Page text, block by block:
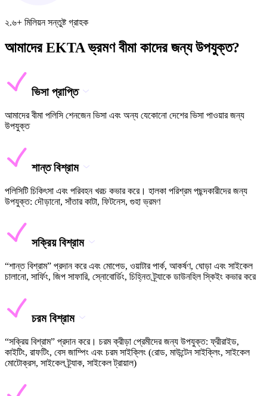
২.৬+ মিলিয়ন সন্তুষ্ট গ্রাহক
আমাদের EKTA ভ্রমণ বীমা কাদের জন্য উপযুক্ত?
ভিসা প্রাপ্তি
আমাদের বীমা পলিসি শেনজেন ভিসা এবং অন্য যেকোনো দেশের ভিসা পাওয়ার জন্য
উপযুক্ত
শান্ত বিশ্রাম
পলিসিটি চিকিৎসা এবং পরিবহন খরচ কভার করে। হালকা পরিশ্রম পছন্দকারীদের জন্য
উপযুক্ত: দৌড়ানো, সাঁতার কাটা, ফিটনেস, গুহা ভ্রমণ
সক্রিয় বিশ্রাম
“শান্ত বিশ্রাম” প্রদান করে এবং মোপেড, ওয়াটার পার্ক, আকর্ষণ, ঘোড়া এবং সাইকেল
চালানো, সার্ফিং, জিপ সাফারি, স্নোবোর্ডিং, চিহ্নিত ট্র্যাকে ডাউনহিল স্কিইং কভার করে
চরম বিশ্রাম
“সক্রিয় বিশ্রাম” প্রদান করে। চরম ক্রীড়া প্রেমীদের জন্য উপযুক্ত: ফ্রীরাইড,
কাইটিং, রাফটিং, বেস জাম্পিং এবং চরম সাইক্লিং (রোড, মাউন্টেন সাইক্লিং, সাইকেল
মোটোক্রস, সাইকেল ট্র্যাক, সাইকেল ট্রায়াল)